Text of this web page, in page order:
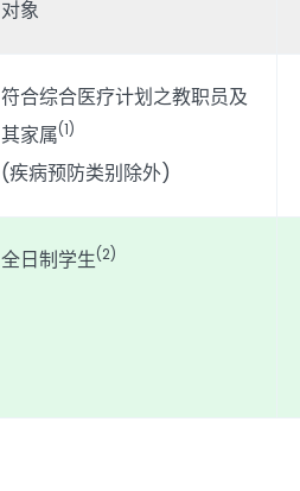
对象
符合综合医疗计划之教职员及
其家属(1)
(疾病预防类别除外)
全日制学生(2)